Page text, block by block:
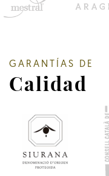
GARANTÍAS DE
Calidad